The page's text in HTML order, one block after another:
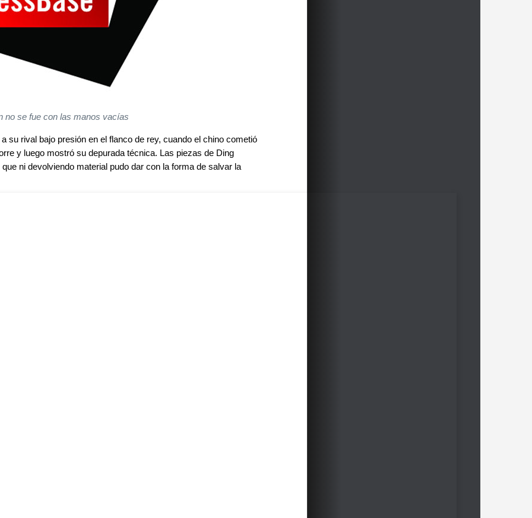
no se fue con las manos vacías
su rival bajo presión en el flanco de rey, cuando el chino cometió
y luego mostró su depurada técnica. Las piezas de Ding
ni devolviendo material pudo dar con la forma de salvar la